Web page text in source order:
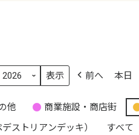
前へ 本日
他 商業施設・商店街
ストリアンデッキ）
すべて